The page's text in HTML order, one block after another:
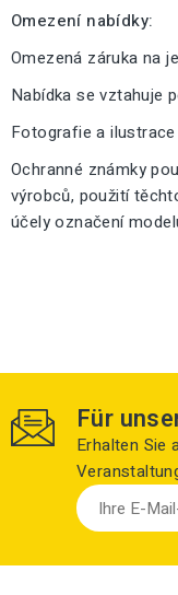
Omezení nabídky:
Omezená záruka na
Nabídka se vztahuje
Fotografie a
Ochranné známky
výrobců, použití
účely označení
Für
Erhalten Sie